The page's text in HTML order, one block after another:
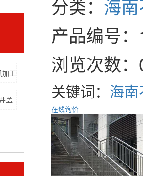
加工
盖
分类： 海
产品编号
浏览次数：
关键词： 海
在线询价